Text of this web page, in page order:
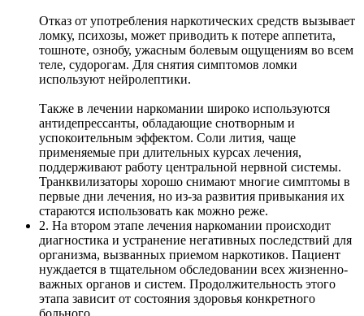
Отказ от употребления наркотических средств вызывает
ломку, психозы, может приводить к потере аппетита,
тошноте, ознобу, ужасным болевым ощущениям во всем
теле, судорогам. Для снятия симптомов ломки
используют нейролептики.
Также в лечении наркомании широко используются
антидепрессанты, обладающие снотворным и
успокоительным эффектом. Соли лития, чаще
применяемые при длительных курсах лечения,
поддерживают работу центральной нервной системы.
Транквилизаторы хорошо снимают многие симптомы в
первые дни лечения, но из-за развития привыкания их
стараются использовать как можно реже.
2. На втором этапе лечения наркомании происходит
диагностика и устранение негативных последствий для
организма, вызванных приемом наркотиков. Пациент
нуждается в тщательном обследовании всех жизненно-
важных органов и систем. Продолжительность этого
этапа зависит от состояния здоровья конкретного